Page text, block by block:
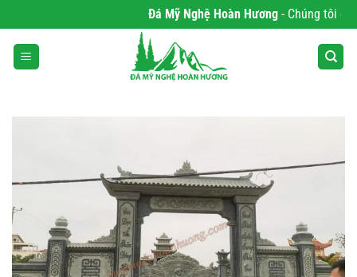
qua
nội
dung
Đá Mỹ Nghệ Hoàn Hương- Chúng tôi